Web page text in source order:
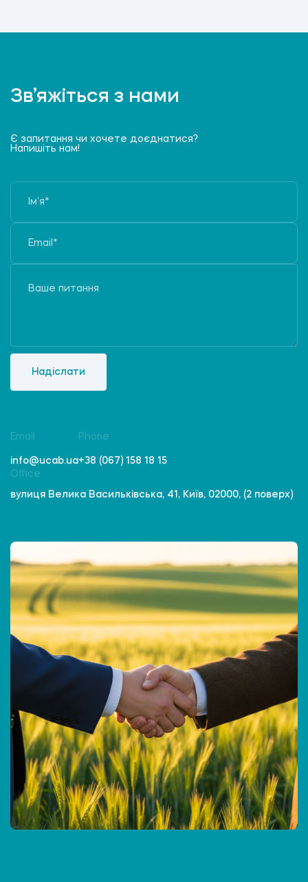
Зв’яжіться з нами
Є запитання чи хочете доєднатися?
Напишіть нам!
Надіслати
Email
info@ucab.ua
Phone
+38 (067) 158 18 15
Office
вулиця Велика Васильківська, 41, Київ, 02000, (2 поверх)